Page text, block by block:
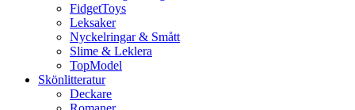
FidgetToys
Leksaker
Nyckelringar & Smått
Slime & Leklera
TopModel
Skönlitteratur
Deckare